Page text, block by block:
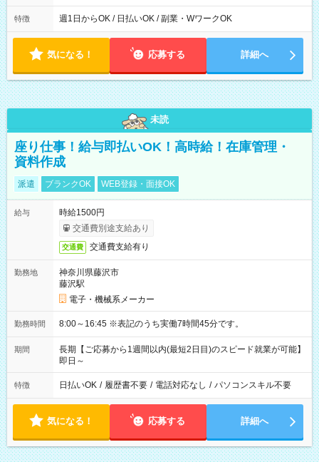
実働時間：1-5時間 └上記の時間帯内であれば、いつでも勤務可
能！ └平日・土曜日の中で、お好きな曜日でご勤務いただけま
18:00 などのように、自由な働き方が可能なお仕事です！
特徴 週1日からOK / 日払いOK / 副業・WワークOK
気になる！ 応募する 詳細へ
未読
座り仕事！給与即払いOK！高時給！在庫管理・
資料作成
派遣 ブランクOK WEB登録・面接OK
給与
時給1500円
交通費別途支給あり
交通費 交通費支給有り
勤務地
神奈川県藤沢市
藤沢駅
電子・機械系メーカー
勤務時間 8:00～16:45 ※表記のうち実働7時間45分です。
期間
長期【ご応募から1週間以内(最短2日目)のスピード就業が可能】
即日～
特徴 日払いOK / 履歴書不要 / 電話対応なし / パソコンスキル不要
気になる！ 応募する 詳細へ